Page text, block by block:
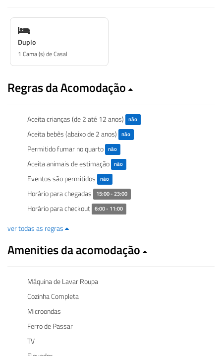
Duplo
1 Cama (s) de Casal
Regras da Acomodação
Aceita crianças (de 2 até 12 anos) não
Aceita bebês (abaixo de 2 anos) não
Permitido fumar no quarto não
Aceita animais de estimação não
Eventos são permitidos não
Horário para chegadas 15:00 - 23:00
Horário para checkout 6:00 - 11:00
ver todas as regras
Amenities da acomodação
Máquina de Lavar Roupa
Cozinha Completa
Microondas
Ferro de Passar
TV